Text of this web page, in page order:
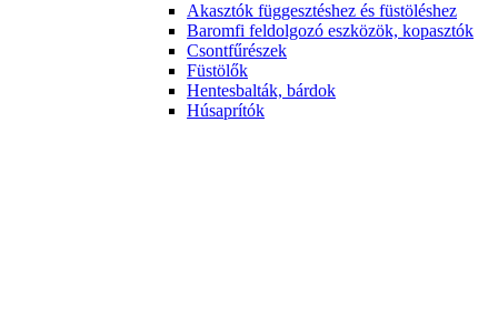
Akasztók függesztéshez és füstöléshez
Baromfi feldolgozó eszközök, kopasztók
Csontfűrészek
Füstölők
Hentesbalták, bárdok
Húsaprítók